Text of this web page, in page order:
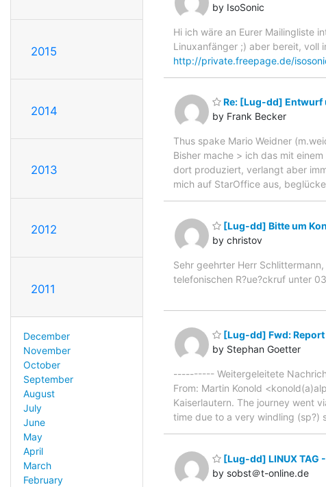
2015
2014
2013
2012
2011
December
November
October
September
August
July
June
May
April
March
February
by IsoSonic
Hi ich wäre an Eurer Mailingliste
Linuxanfänger ;) aber bereit, voll
http://private.freepage.de/
Re: [Lug-dd] Entwurf
by Frank Becker
Thus spake Mario Weidner
Bisher mache > ich das mit
dort produziert, verlangt aber
mich auf StarOffice aus,
[Lug-dd] Bitte um
by christov
Sehr geehrter Herr
telefonischen R?ue?ckruf unter
[Lug-dd] Fwd:
by Stephan Goetter
---------- Weitergeleitete
From: Martin Konold
Kaiserlautern. The journey went
time due to a very windling (sp?)
[Lug-dd] LINUX TAG -
by sobst＠t-online.de